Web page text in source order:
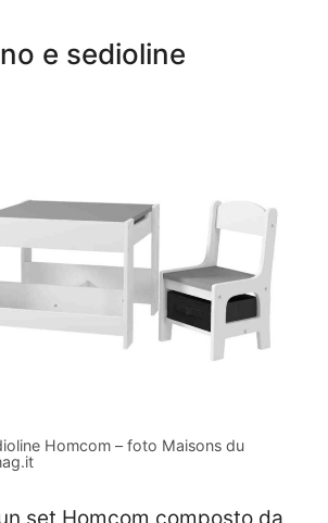
e sedioline
Homcom – foto Maisons du